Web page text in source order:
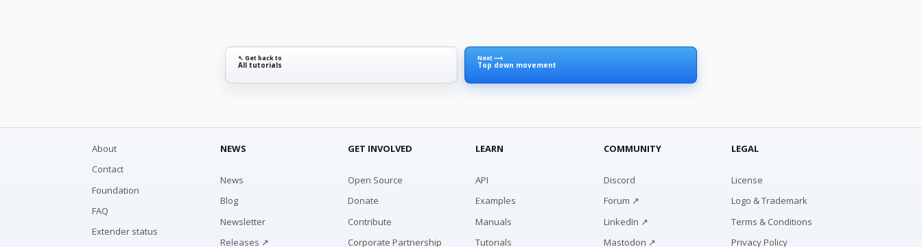
↖ Get back to
All tutorials
Next ⟶
Top down movement
About
Contact
Foundation
FAQ
Extender status
NEWS
News
Blog
Newsletter
Releases ↗
GET INVOLVED
Open Source
Donate
Contribute
Corporate Partnership
LEARN
API
Examples
Manuals
Tutorials
COMMUNITY
Discord
Forum ↗
LinkedIn ↗
Mastodon ↗
LEGAL
License
Logo & Trademark
Terms & Conditions
Privacy Policy